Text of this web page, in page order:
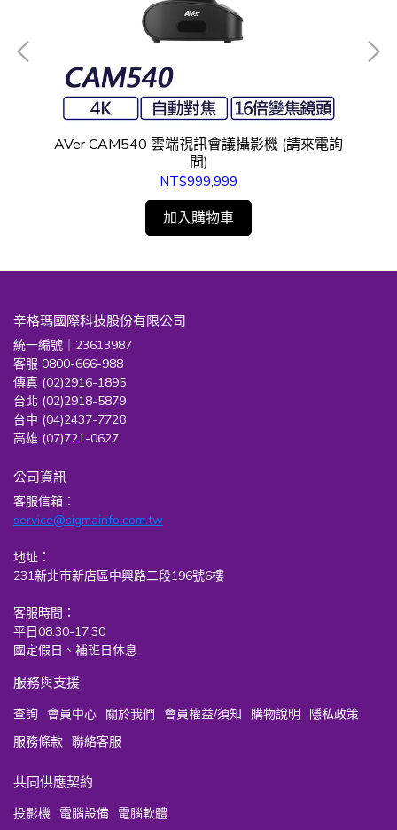
AVer CAM540 雲端視訊會議攝影機 (請來電詢
問)
NT$999,999
加入購物車
辛格瑪國際科技股份有限公司
統一編號｜23613987
客服 0800-666-988
傳真 (02)2916-1895
台北 (02)2918-5879
台中 (04)2437-7728
高雄 (07)721-0627
公司資訊
客服信箱：
service@sigmainfo.com.tw
地址：
231新北市新店區中興路二段196號6樓
客服時間：
平日08:30-17:30
國定假日、補班日休息
服務與支援
查詢 會員中心 關於我們 會員權益/須知 購物說明
隱私政策
服務條款 聯絡客服
共同供應契約
投影機 電腦設備 電腦軟體